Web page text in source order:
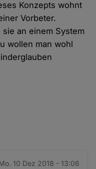
Konzepts wohnt
Vorbeter.
an einem System
wollen man wohl
10 Dez 2018 - 13:06